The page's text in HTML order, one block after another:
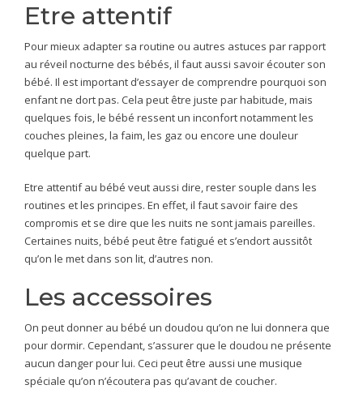
Etre attentif
Pour mieux adapter sa routine ou autres astuces par rapport
au réveil nocturne des bébés, il faut aussi savoir écouter son
bébé. Il est important d’essayer de comprendre pourquoi son
enfant ne dort pas. Cela peut être juste par habitude, mais
quelques fois, le bébé ressent un inconfort notamment les
couches pleines, la faim, les gaz ou encore une douleur
quelque part.
Etre attentif au bébé veut aussi dire, rester souple dans les
routines et les principes. En effet, il faut savoir faire des
compromis et se dire que les nuits ne sont jamais pareilles.
Certaines nuits, bébé peut être fatigué et s’endort aussitôt
qu’on le met dans son lit, d’autres non.
Les accessoires
On peut donner au bébé un doudou qu’on ne lui donnera que
pour dormir. Cependant, s’assurer que le doudou ne présente
aucun danger pour lui. Ceci peut être aussi une musique
spéciale qu’on n’écoutera pas qu’avant de coucher.